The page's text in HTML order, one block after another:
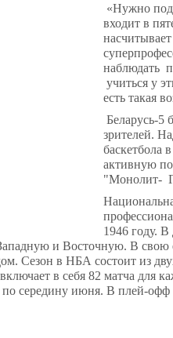
«Нужно
входит в
наблюдать
учиться у
есть такая
Беларусь-5
зрителей.
баскетбола
активную
"Монолит-
1946 году.
и Восточную. В свою
Сезон в НБА состоит из
в себя 82 матча
середину июня. В плей-